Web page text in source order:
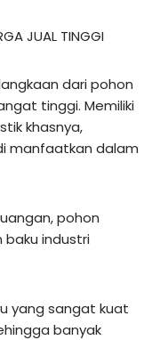
JUAL TINGGI
dari pohon
tinggi. Memiliki
khasnya,
manfaatkan dalam
pohon
baku industri
yang sangat kuat
banyak